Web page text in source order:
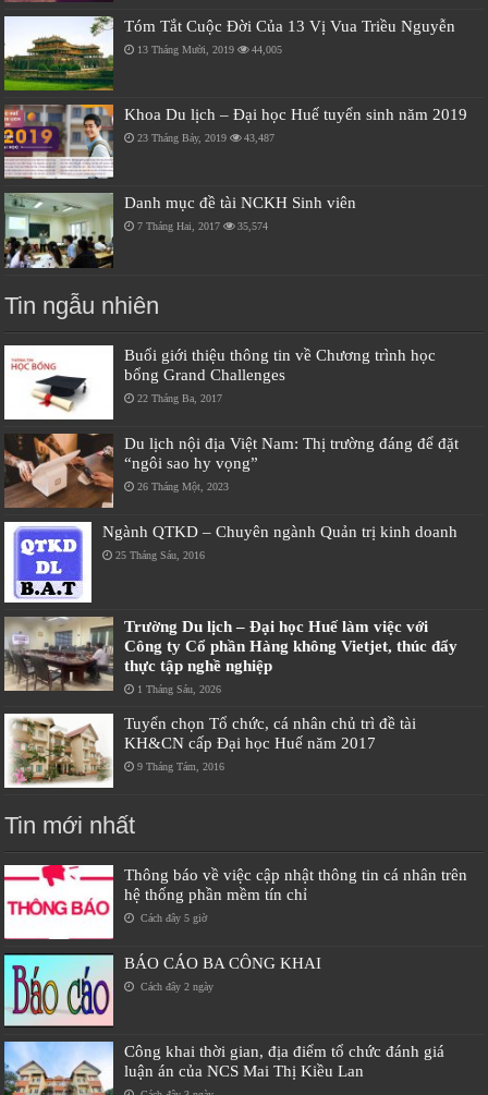
Tóm Tắt Cuộc Đời Của 13 Vị Vua Triều Nguyễn
13 Tháng Mười, 2019 44,005
Khoa Du lịch – Đại học Huế tuyển sinh năm 2019
23 Tháng Bảy, 2019 43,487
Danh mục đề tài NCKH Sinh viên
7 Tháng Hai, 2017 35,574
Tin ngẫu nhiên
Buổi giới thiệu thông tin về Chương trình học
bổng Grand Challenges
22 Tháng Ba, 2017
Du lịch nội địa Việt Nam: Thị trường đáng để đặt
“ngôi sao hy vọng”
26 Tháng Một, 2023
Ngành QTKD – Chuyên ngành Quản trị kinh doanh
25 Tháng Sáu, 2016
Trường Du lịch – Đại học Huế làm việc với
Công ty Cổ phần Hàng không Vietjet, thúc đẩy
thực tập nghề nghiệp
1 Tháng Sáu, 2026
Tuyển chọn Tổ chức, cá nhân chủ trì đề tài
KH&CN cấp Đại học Huế năm 2017
9 Tháng Tám, 2016
Tin mới nhất
Thông báo về việc cập nhật thông tin cá nhân trên
hệ thống phần mềm tín chỉ
Cách đây 5 giờ
BÁO CÁO BA CÔNG KHAI
Cách đây 2 ngày
Công khai thời gian, địa điểm tổ chức đánh giá
luận án của NCS Mai Thị Kiều Lan